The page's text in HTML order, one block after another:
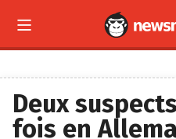

Deux
fois en